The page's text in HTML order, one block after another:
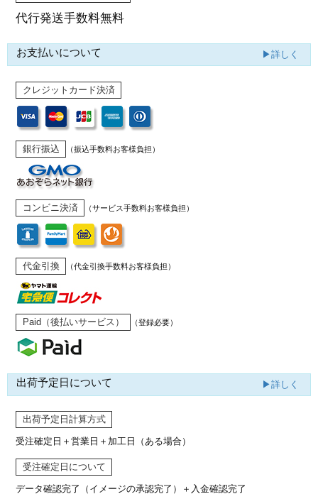
代行発送手数料無料
お支払いについて ▶詳しく
クレジットカード決済
銀行振込 （振込手数料お客様負担）
コンビニ決済 （サービス手数料お客様負担）
代金引換 （代金引換手数料お客様負担）
Paid（後払いサービス） （登録必要）
出荷予定日について ▶詳しく
出荷予定日計算方式
受注確定日＋営業日＋加工日（ある場合）
受注確定日について
データ確認完了（イメージの承認完了） ＋入金確認完了